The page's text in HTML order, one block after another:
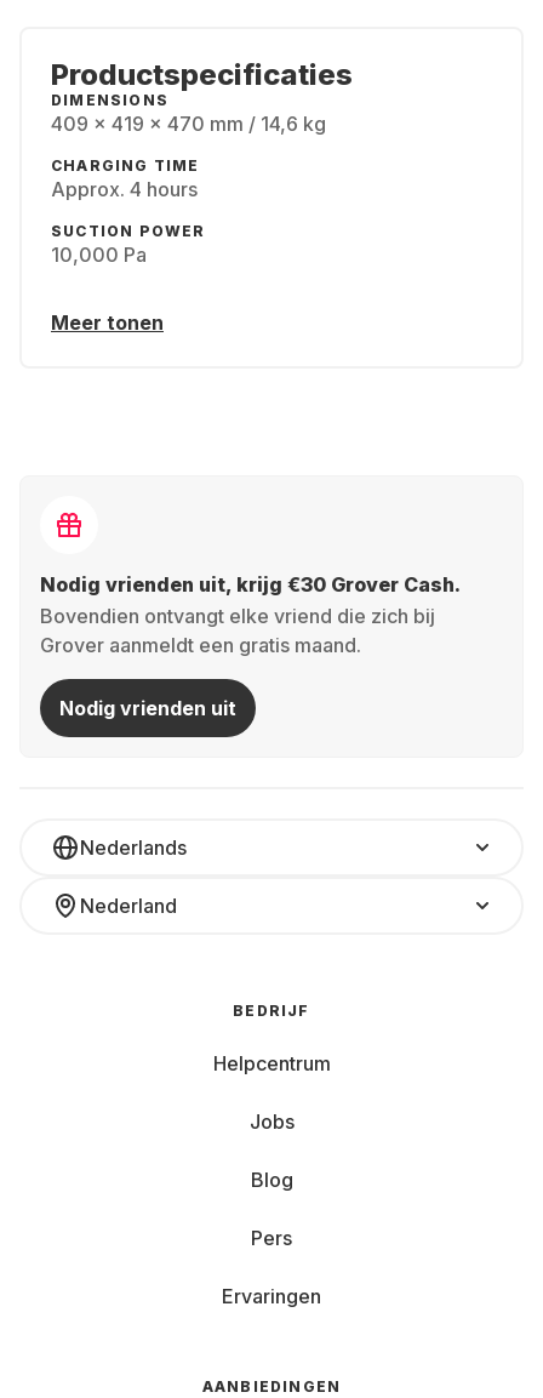
Productspecificaties
DIMENSIONS
409 x 419 x 470 mm / 14,6 kg
CHARGING TIME
Approx. 4 hours
SUCTION POWER
10,000 Pa
Meer tonen
Nodig vrienden uit, krijg €30 Grover Cash.
Bovendien ontvangt elke vriend die zich bij
Grover aanmeldt een gratis maand.
Nodig vrienden uit
Nederlands
Nederland
BEDRIJF
Helpcentrum
Jobs
Blog
Pers
Ervaringen
AANBIEDINGEN